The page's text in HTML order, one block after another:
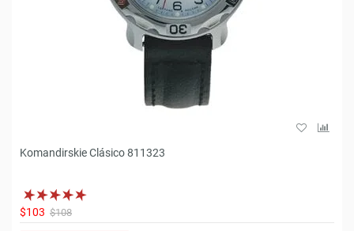
Komandirskie Clásico 811323
$103 $108